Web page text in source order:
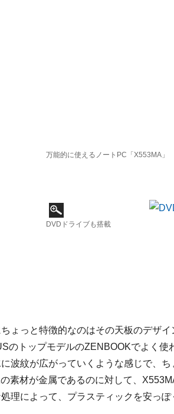
万能的に使えるノートPC「X553MA」
DVDドライブも搭載
ょっと特徴的なのはその天板のデザ
のトップモデルのZENBOOKでよく使
波紋が広がっていくような感じで、
素材が金属であるのに対して、
理によって、プラスティックを安っぽ